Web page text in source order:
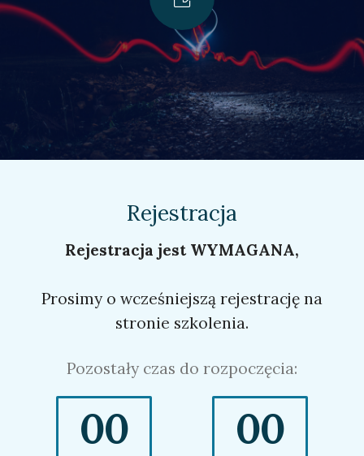
Rejestracja
Rejestracja jest WYMAGANA,
Prosimy o wcześniejszą rejestrację na
stronie szkolenia.
Pozostały czas do rozpoczęcia:
00 00